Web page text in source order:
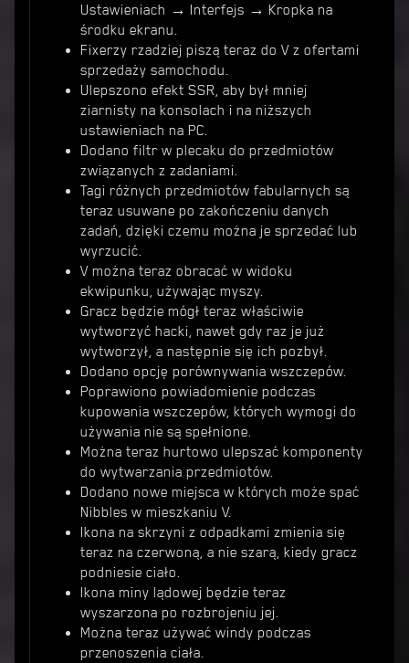
Ustawieniach → Interfejs → Kropka na
środku ekranu.
Fixerzy rzadziej piszą teraz do V z ofertami
sprzedaży samochodu.
Ulepszono efekt SSR, aby był mniej
ziarnisty na konsolach i na niższych
ustawieniach na PC.
Dodano filtr w plecaku do przedmiotów
związanych z zadaniami.
Tagi różnych przedmiotów fabularnych są
teraz usuwane po zakończeniu danych
zadań, dzięki czemu można je sprzedać lub
wyrzucić.
V można teraz obracać w widoku
ekwipunku, używając myszy.
Gracz będzie mógł teraz właściwie
wytworzyć hacki, nawet gdy raz je już
wytworzył, a następnie się ich pozbył.
Dodano opcję porównywania wszczepów.
Poprawiono powiadomienie podczas
kupowania wszczepów, których wymogi do
używania nie są spełnione.
Można teraz hurtowo ulepszać komponenty
do wytwarzania przedmiotów.
Dodano nowe miejsca w których może spać
Nibbles w mieszkaniu V.
Ikona na skrzyni z odpadkami zmienia się
teraz na czerwoną, a nie szarą, kiedy gracz
podniesie ciało.
Ikona miny lądowej będzie teraz
wyszarzona po rozbrojeniu jej.
Można teraz używać windy podczas
przenoszenia ciała.